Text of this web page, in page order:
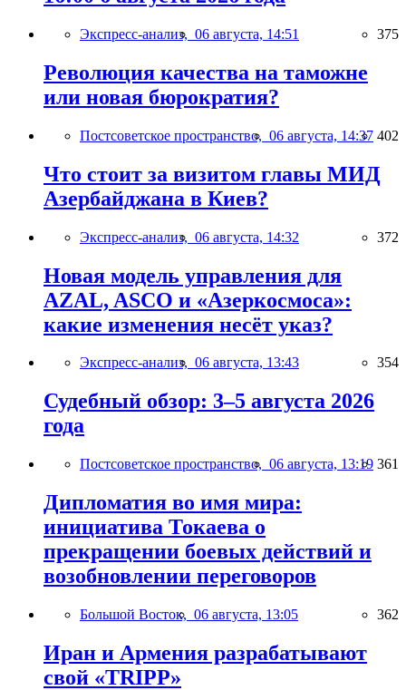
Экспресс-анализ, 06 августа, 14:51 375
Революция качества на таможне
или новая бюрократия?
Постсоветское пространство, 06 августа, 14:37 402
Что стоит за визитом главы МИД
Азербайджана в Киев?
Экспресс-анализ, 06 августа, 14:32 372
Новая модель управления для
AZAL, ASCO и «Азеркосмоса»:
какие изменения несёт указ?
Экспресс-анализ, 06 августа, 13:43 354
Судебный обзор: 3–5 августа 2026
года
Постсоветское пространство, 06 августа, 13:19 361
Дипломатия во имя мира:
инициатива Токаева о
прекращении боевых действий и
возобновлении переговоров
Большой Восток, 06 августа, 13:05 362
Иран и Армения разрабатывают
свой «TRIPP»